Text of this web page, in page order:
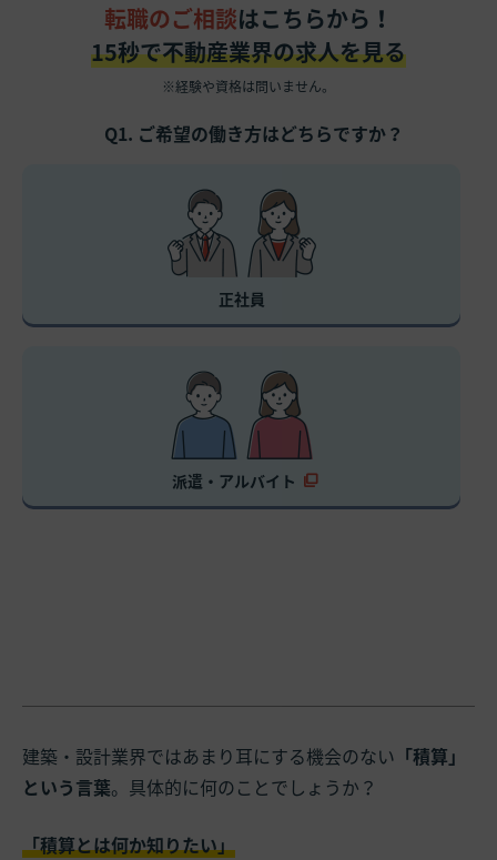
転職のご相談はこちらから！
15秒で不動産業界の求人を見る
※経験や資格は問いません。
Q1. ご希望の働き方はどちらですか？
正社員
派遣・アルバイト
建築・設計業界ではあまり耳にする機会のない 「積算」
という言葉。具体的に何のことでしょうか？
「積算とは何か知りたい」